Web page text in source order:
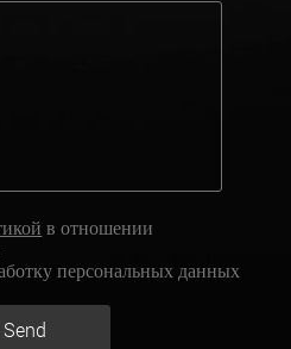
в отношении
персональных данных
Send